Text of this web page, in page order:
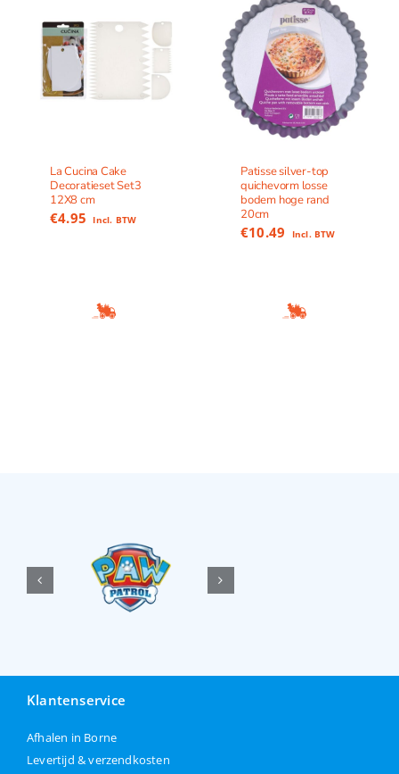
La Cucina Cake
Decoratieset Set3
12X8 cm
€4.95 Incl. BTW
Patisse silver-top
quichevorm losse
bodem hoge rand
20cm
€10.49 Incl. BTW
Klantenservice
Afhalen in Borne
Levertijd & verzendkosten